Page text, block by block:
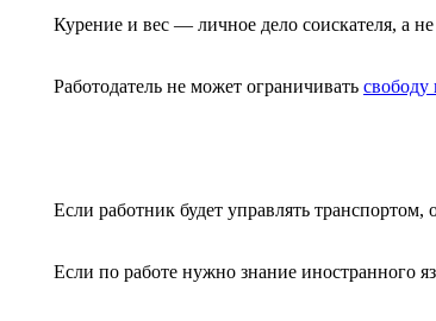
Курение и вес — личное дело соискателя, а не
Работодатель не может ограничивать свободу
Если работник будет управлять
Если по работе нужно знание иностранного